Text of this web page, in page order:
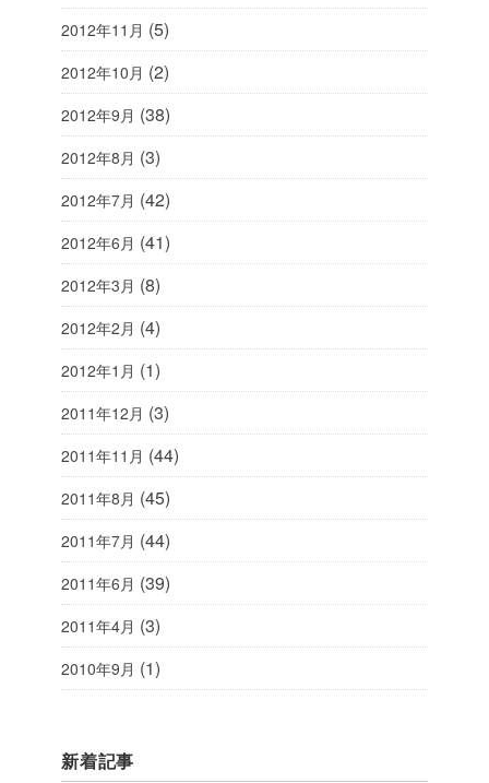
2012年11月 (5)
2012年10月 (2)
2012年9月 (38)
2012年8月 (3)
2012年7月 (42)
2012年6月 (41)
2012年3月 (8)
2012年2月 (4)
2012年1月 (1)
2011年12月 (3)
2011年11月 (44)
2011年8月 (45)
2011年7月 (44)
2011年6月 (39)
2011年4月 (3)
2010年9月 (1)
新着記事